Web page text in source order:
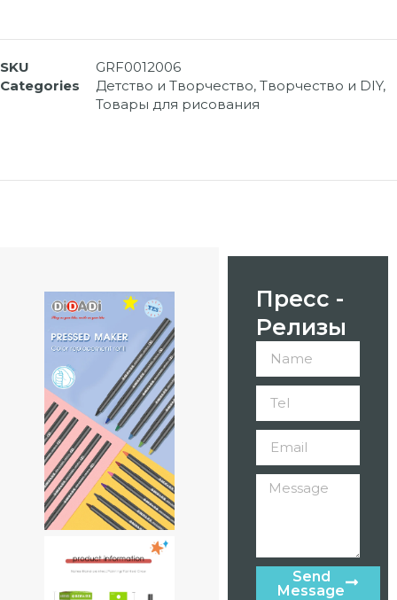
SKU
GRF0012006
Categories
Детство и Творчество, Творчество и DIY,
Товары для рисования
Пресс -
Релизы
Send
Message